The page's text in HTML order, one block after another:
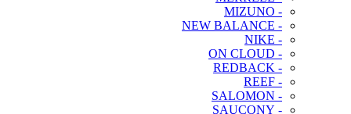
- MIZUNO
- NEW BALANCE
- NIKE
- ON CLOUD
- REDBACK
- REEF
- SALOMON
- SAUCONY